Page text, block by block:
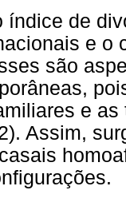
índice de
e o
são
e
Assim,